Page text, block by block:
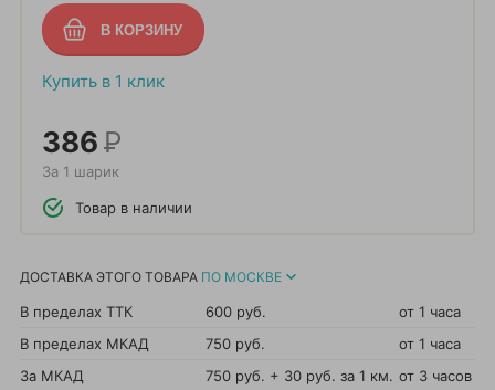
Купить в 1 клик
386Р
За 1 шарик
Товар в наличии
ДОСТАВКА ЭТОГО ТОВАРА ПО МОСКВЕ
В пределах ТТК 600 руб.
от 1 часа
В пределах МКАД
750 руб.
от 1 часа
За МКАД
750 руб. + 30 руб. за 1 км. от 3 часов